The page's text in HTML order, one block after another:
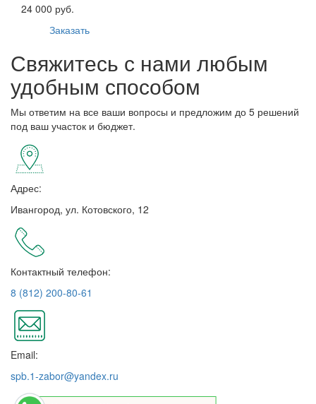
24 000 руб.
Заказать
Свяжитесь с нами любым
удобным способом
Мы ответим на все ваши вопросы и предложим до 5 решений
под ваш участок и бюджет.
Адрес:
Ивангород, ул. Котовского, 12
Контактный телефон:
8 (812) 200-80-61
Email:
spb.1-zabor@yandex.ru